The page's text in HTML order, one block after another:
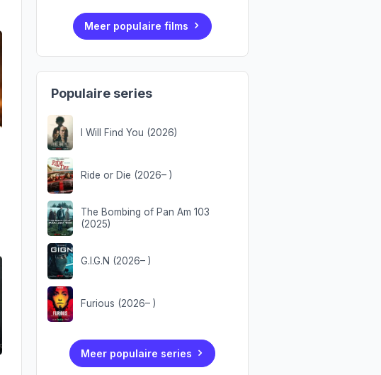
Meer populaire films
Populaire series
I Will Find You (2026)
Ride or Die (2026– )
The Bombing of Pan Am 103
(2025)
G.I.G.N (2026– )
Furious (2026– )
Meer populaire series